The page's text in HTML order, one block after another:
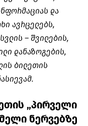
და
ავრცელებს,
– შვილების,
დანაზოგების,
ბილეთის
„პირველი
ნერვებზე